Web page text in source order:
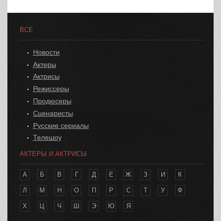
ВСЕ
Новости
Актеры
Актрисы
Режиссеры
Продюсеры
Сценаристы
Русские сериалы
Телешоу
АКТЕРЫ И АКТРИСЫ
А Б В Г Д Е Ж З И К
Л М Н О П Р С Т У Ф
Х Ц Ч Ш Э Ю Я